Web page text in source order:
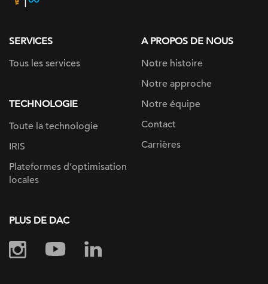
SERVICES
Tous les services
TECHNOLOGIE
Toute la technologie
IRIS
Plateformes d’optimisation
locales
A PROPOS DE NOUS
Notre histoire
Notre approche
Notre équipe
Contact
Carrières
PLUS DE DAC